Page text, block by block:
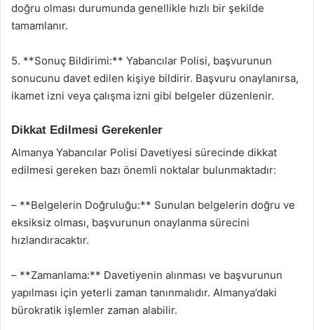
doğru olması durumunda genellikle hızlı bir şekilde
tamamlanır.
5. **Sonuç Bildirimi:** Yabancılar Polisi, başvurunun
sonucunu davet edilen kişiye bildirir. Başvuru onaylanırsa,
ikamet izni veya çalışma izni gibi belgeler düzenlenir.
Dikkat Edilmesi Gerekenler
Almanya Yabancılar Polisi Davetiyesi sürecinde dikkat
edilmesi gereken bazı önemli noktalar bulunmaktadır:
– **Belgelerin Doğruluğu:** Sunulan belgelerin doğru ve
eksiksiz olması, başvurunun onaylanma sürecini
hızlandıracaktır.
– **Zamanlama:** Davetiyenin alınması ve başvurunun
yapılması için yeterli zaman tanınmalıdır. Almanya’daki
bürokratik işlemler zaman alabilir.